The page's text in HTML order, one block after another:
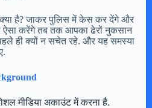
है? जाकर पुलिस में केस कर देंगे और
करेंगे तब तक आपका ढेरों नुकसान
ही क्यों न सचेत रहे. और यह समस्या
मीडिया अकाउंट में करना है.